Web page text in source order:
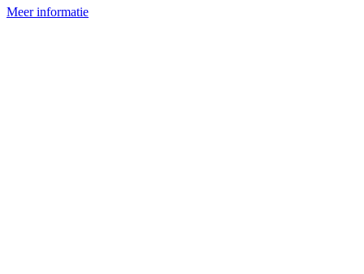
Meer informatie